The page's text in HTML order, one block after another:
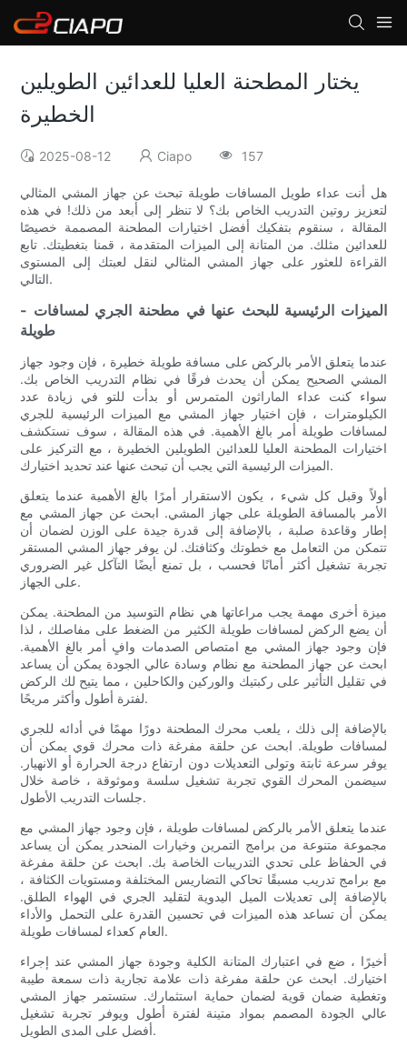
يختار المطحنة العليا للعدائين الطويلين
الخطيرة
2025-08-12 Ciapo 157
هل أنت عداء طويل المسافات طويلة تبحث عن جهاز المشي المثالي
لتعزيز روتين التدريب الخاص بك؟ لا تنظر إلى أبعد من ذلك! في هذه
المقالة ، سنقوم بتفكيك أفضل اختيارات المطحنة المصممة خصيصًا
للعدائين مثلك. من المتانة إلى الميزات المتقدمة ، قمنا بتغطيتك. تابع
القراءة للعثور على جهاز المشي المثالي لنقل لعبتك إلى المستوى
التالي.
- الميزات الرئيسية للبحث عنها في مطحنة الجري لمسافات
طويلة
عندما يتعلق الأمر بالركض على مسافة طويلة خطيرة ، فإن وجود جهاز
المشي الصحيح يمكن أن يحدث فرقًا في نظام التدريب الخاص بك.
سواء كنت عداء الماراثون المتمرس أو بدأت للتو في زيادة عدد
الكيلومترات ، فإن اختيار جهاز المشي مع الميزات الرئيسية للجري
لمسافات طويلة أمر بالغ الأهمية. في هذه المقالة ، سوف نستكشف
اختيارات المطحنة العليا للعدائين الطويلين الخطيرة ، مع التركيز على
الميزات الرئيسية التي يجب أن تبحث عنها عند تحديد اختيارك.
أولاً وقبل كل شيء ، يكون الاستقرار أمرًا بالغ الأهمية عندما يتعلق
الأمر بالمسافة الطويلة على جهاز المشي. ابحث عن جهاز المشي مع
إطار وقاعدة صلبة ، بالإضافة إلى قدرة جيدة على الوزن لضمان أن
تتمكن من التعامل مع خطوتك وكثافتك. لن يوفر جهاز المشي المستقر
تجربة تشغيل أكثر أمانًا فحسب ، بل تمنع أيضًا التآكل غير الضروري
على الجهاز.
ميزة أخرى مهمة يجب مراعاتها هي نظام التوسيد من المطحنة. يمكن
أن يضع الركض لمسافات طويلة الكثير من الضغط على مفاصلك ، لذا
فإن وجود جهاز المشي مع امتصاص الصدمات وافٍ أمر بالغ الأهمية.
ابحث عن جهاز المطحنة مع نظام وسادة عالي الجودة يمكن أن يساعد
في تقليل التأثير على ركبتيك والوركين والكاحلين ، مما يتيح لك الركض
لفترة أطول وأكثر مريحًا.
بالإضافة إلى ذلك ، يلعب محرك المطحنة دورًا مهمًا في أدائه للجري
لمسافات طويلة. ابحث عن حلقة مفرغة ذات محرك قوي يمكن أن
يوفر سرعة ثابتة وتولى التعديلات دون ارتفاع درجة الحرارة أو الانهيار.
سيضمن المحرك القوي تجربة تشغيل سلسة وموثوقة ، خاصة خلال
جلسات التدريب الأطول.
عندما يتعلق الأمر بالركض لمسافات طويلة ، فإن وجود جهاز المشي مع
مجموعة متنوعة من برامج التمرين وخيارات المنحدر يمكن أن يساعد
في الحفاظ على تحدي التدريبات الخاصة بك. ابحث عن حلقة مفرغة
مع برامج تدريب مسبقًا تحاكي التضاريس المختلفة ومستويات الكثافة ،
بالإضافة إلى تعديلات الميل اليدوية لتقليد الجري في الهواء الطلق.
يمكن أن تساعد هذه الميزات في تحسين القدرة على التحمل والأداء
العام كعداء لمسافات طويلة.
أخيرًا ، ضع في اعتبارك المتانة الكلية وجودة جهاز المشي عند إجراء
اختيارك. ابحث عن حلقة مفرغة ذات علامة تجارية ذات سمعة طيبة
وتغطية ضمان قوية لضمان حماية استثمارك. ستستمر جهاز المشي
عالي الجودة المصمم بمواد متينة لفترة أطول ويوفر تجربة تشغيل
أفضل على المدى الطويل.